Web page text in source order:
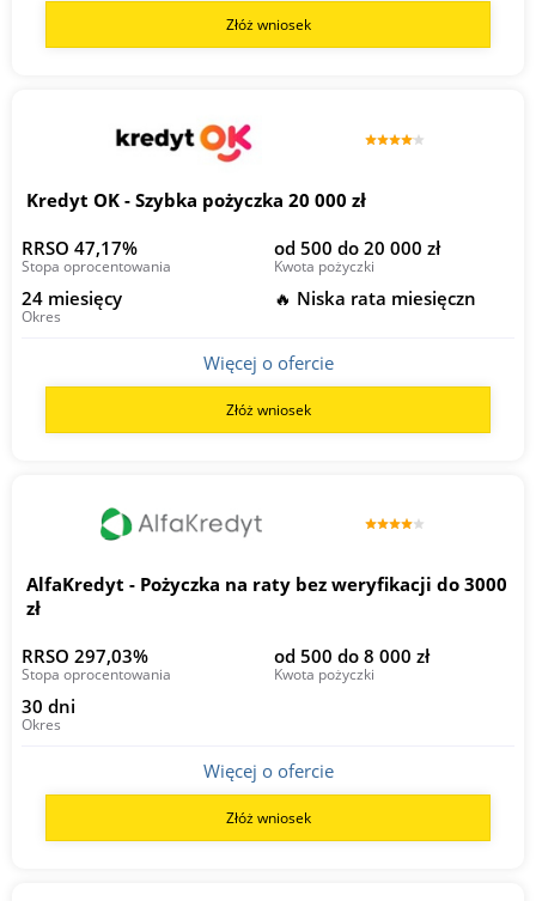
Złóż wniosek
Kredyt OK - Szybka pożyczka 20 000 zł
RRSO 47,17%
Stopa oprocentowania
od 500 do 20 000 zł
Kwota pożyczki
24 miesięcy
Okres
🔥 Niska rata miesięczn
Więcej o ofercie
Złóż wniosek
AlfaKredyt - Pożyczka na raty bez weryfikacji do 3000
zł
RRSO 297,03%
Stopa oprocentowania
od 500 do 8 000 zł
Kwota pożyczki
30 dni
Okres
Więcej o ofercie
Złóż wniosek